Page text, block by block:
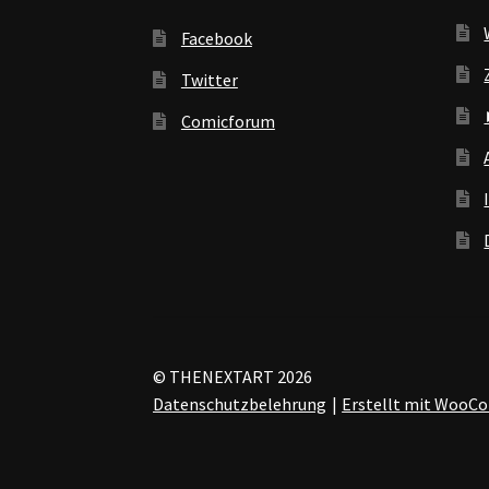
Facebook
Twitter
Comicforum
© THENEXTART 2026
Datenschutzbelehrung
Erstellt mit